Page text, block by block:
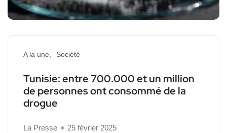
A la une Société
Tunisie: entre 700.000 et un million
de personnes ont consommé de la
drogue
La Presse
25 février 2025